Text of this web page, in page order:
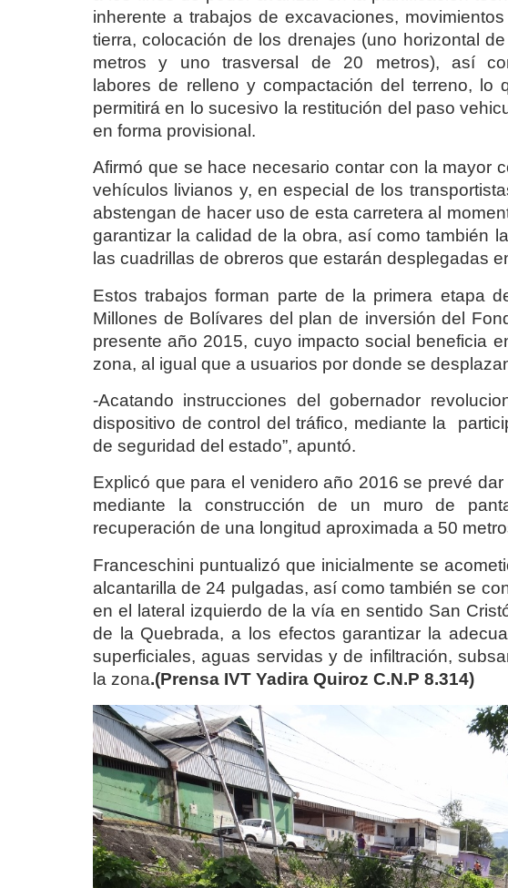
inherente a trabajos de excavaciones,
tierra, colocación de los drenajes (uno horizontal
metros y uno trasversal de 20 metros), así
labores de relleno y compactación del terreno, lo
permitirá en lo sucesivo la restitución del paso
en forma provisional.
Afirmó que se hace necesario contar con la mayor
vehículos livianos y, en especial de los
abstengan de hacer uso de esta carretera al
garantizar la calidad de la obra, así como también
las cuadrillas de obreros que estarán desplegadas
Estos trabajos forman parte de la primera etapa
Millones de Bolívares del plan de inversión del
presente año 2015, cuyo impacto social beneficia
zona, al igual que a usuarios por donde se
-Acatando instrucciones del gobernador
dispositivo de control del tráfico, mediante la
de seguridad del estado”, apuntó.
Explicó que para el venidero año 2016 se prevé
mediante la construcción de un muro de
recuperación de una longitud aproximada a 50
Franceschini puntualizó que inicialmente se
alcantarilla de 24 pulgadas, así como también se
en el lateral izquierdo de la vía en sentido San
de la Quebrada, a los efectos garantizar la
superficiales, aguas servidas y de infiltración,
la zona.(Prensa IVT Yadira Quiroz C.N.P 8.314)